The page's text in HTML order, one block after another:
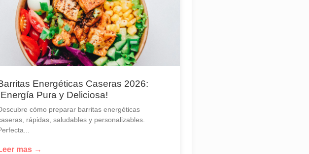
Energéticas Caseras 2026:
Pura y Deliciosa!
cómo preparar barritas energéticas
rápidas, saludables y personalizables.
mas →